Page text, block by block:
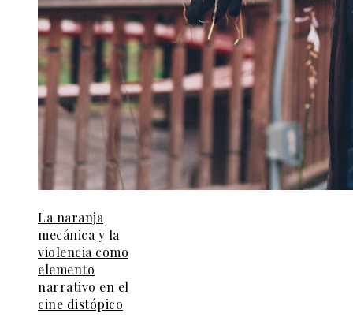
La naranja
mecánica y la
violencia como
elemento
narrativo en el
cine distópico